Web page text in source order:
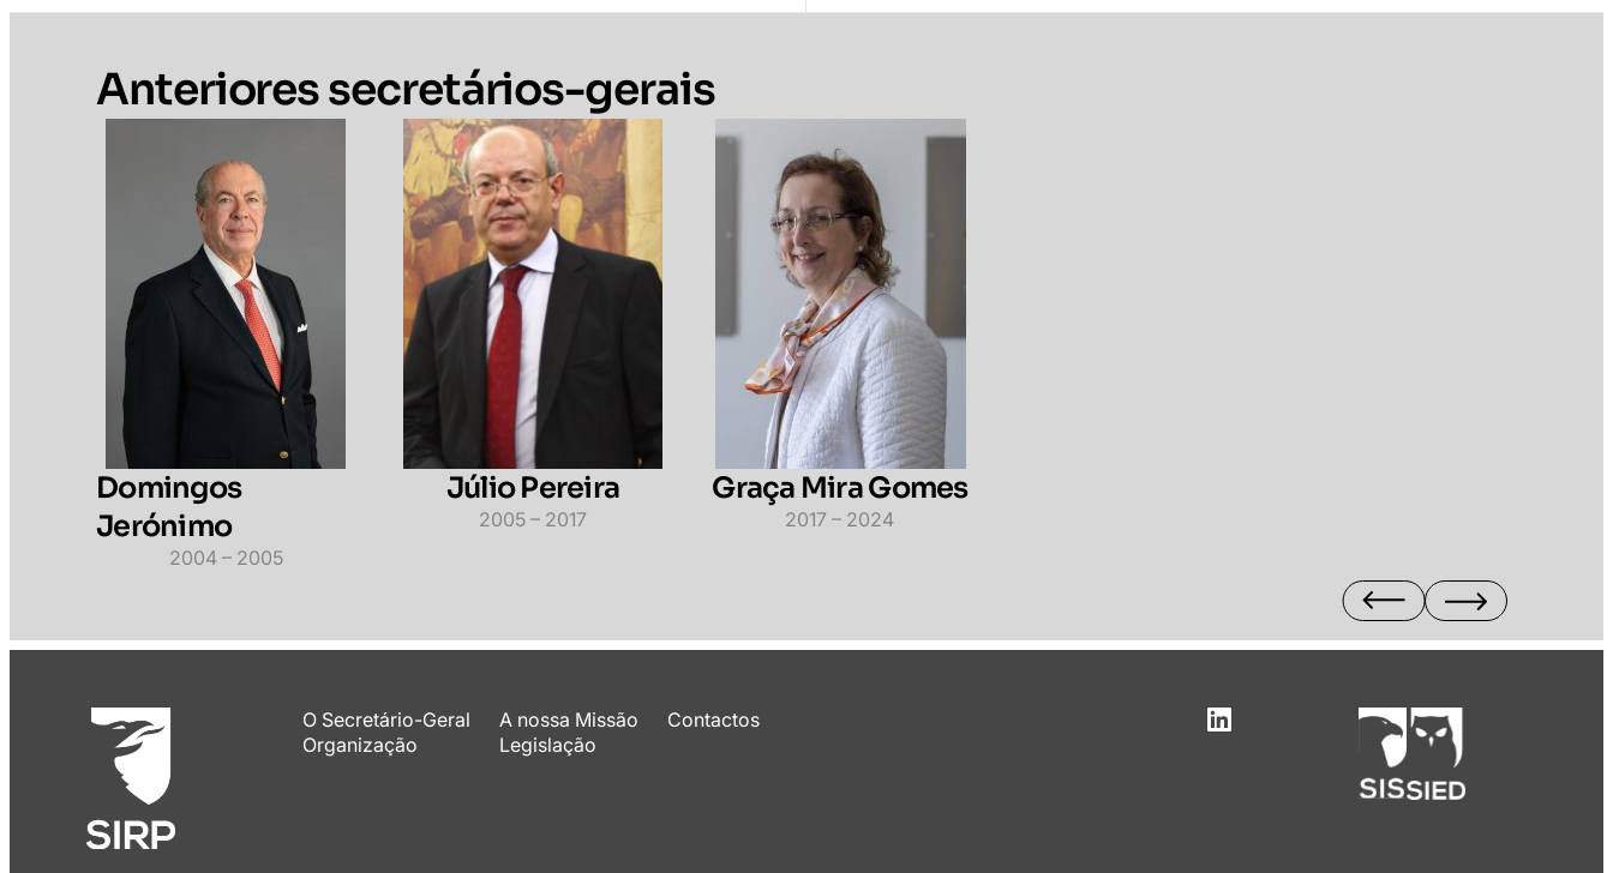
Anteriores secretários-gerais
Domingos
Jerónimo
2004 – 2005
Júlio Pereira
2005 – 2017
Graça Mira Gomes
2017 – 2024
O Secretário-Geral
Organização
A nossa Missão
Legislação
Contactos